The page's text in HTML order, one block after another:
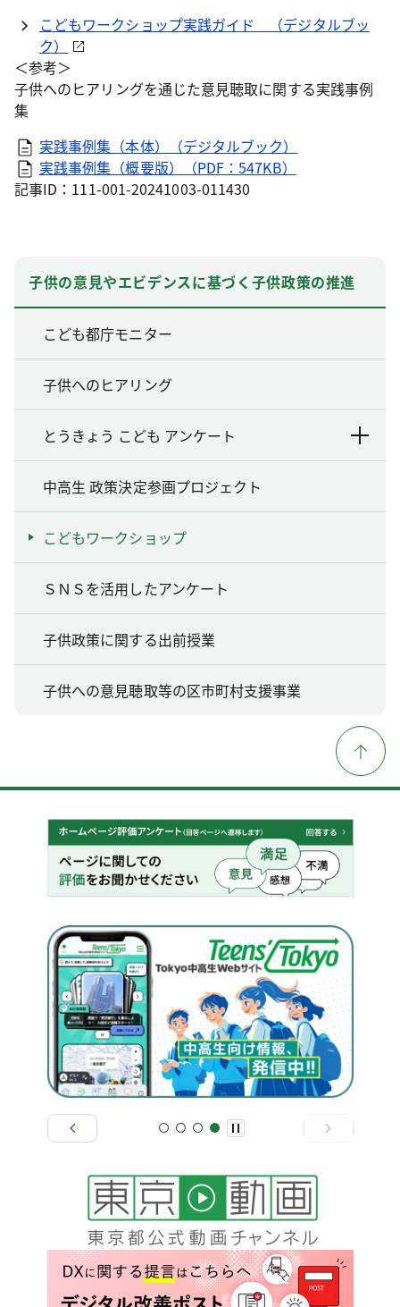
こどもワークショップ実践ガイド （デジタルブッ
ク）
＜参考＞
子供へのヒアリングを通じた意見聴取に関する実践事例
集
実践事例集（本体）（デジタルブック）
実践事例集（概要版）（PDF：547KB）
記事ID：111-001-20241003-011430
子供の意見やエビデンスに基づく子供政策の推進
こども都庁モニター
子供へのヒアリング
とうきょう こども アンケート
中高生 政策決定参画プロジェクト
こどもワークショップ
ＳＮＳを活用したアンケート
子供政策に関する出前授業
子供への意見聴取等の区市町村支援事業